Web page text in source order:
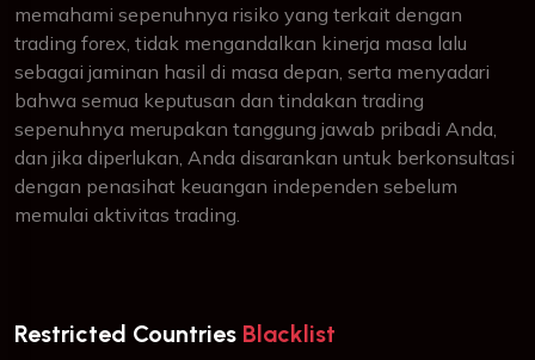
memahami sepenuhnya risiko yang terkait dengan
trading forex, tidak mengandalkan kinerja masa lalu
sebagai jaminan hasil di masa depan, serta menyadari
bahwa semua keputusan dan tindakan trading
sepenuhnya merupakan tanggung jawab pribadi Anda,
dan jika diperlukan, Anda disarankan untuk berkonsultasi
dengan penasihat keuangan independen sebelum
memulai aktivitas trading.
Restricted Countries Blacklist